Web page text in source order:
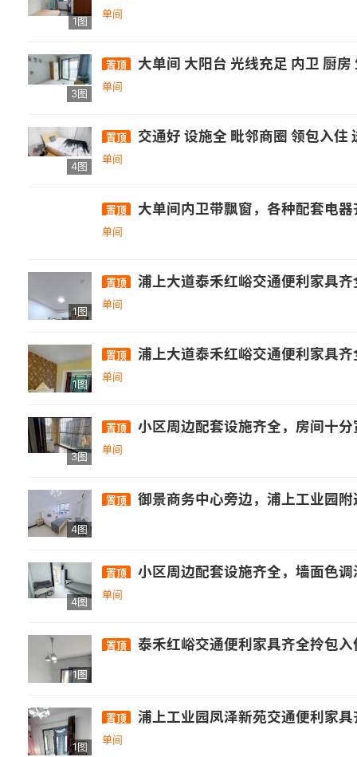
1图
单间
3图
置顶 大单间 大阳台 光线充足 内卫 厨
单间
4图
置顶 交通好 设施全 毗邻商圈 领包入住
单间
置顶 大单间内卫带飘窗，各种配套电器
单间
1图
置顶 浦上大道泰禾红峪交通便利家具齐全
单间
1图
置顶 浦上大道泰禾红峪交通便利家具齐
单间
3图
置顶 小区周边配套设施齐全，房间十分宽敞，墙面色调
单间
4图
置顶 御景商务中心旁边，浦上工业园附近，靠近欢乐颂万达商圈可步行到达，新出多间，
4图
置顶 小区周边配套设施齐全，墙面色调温馨，干
单间
1图
置顶 泰禾红峪交通便利家具齐全拎包
1图
置顶 浦上工业园凤泽新苑交通便利家具齐全
单间